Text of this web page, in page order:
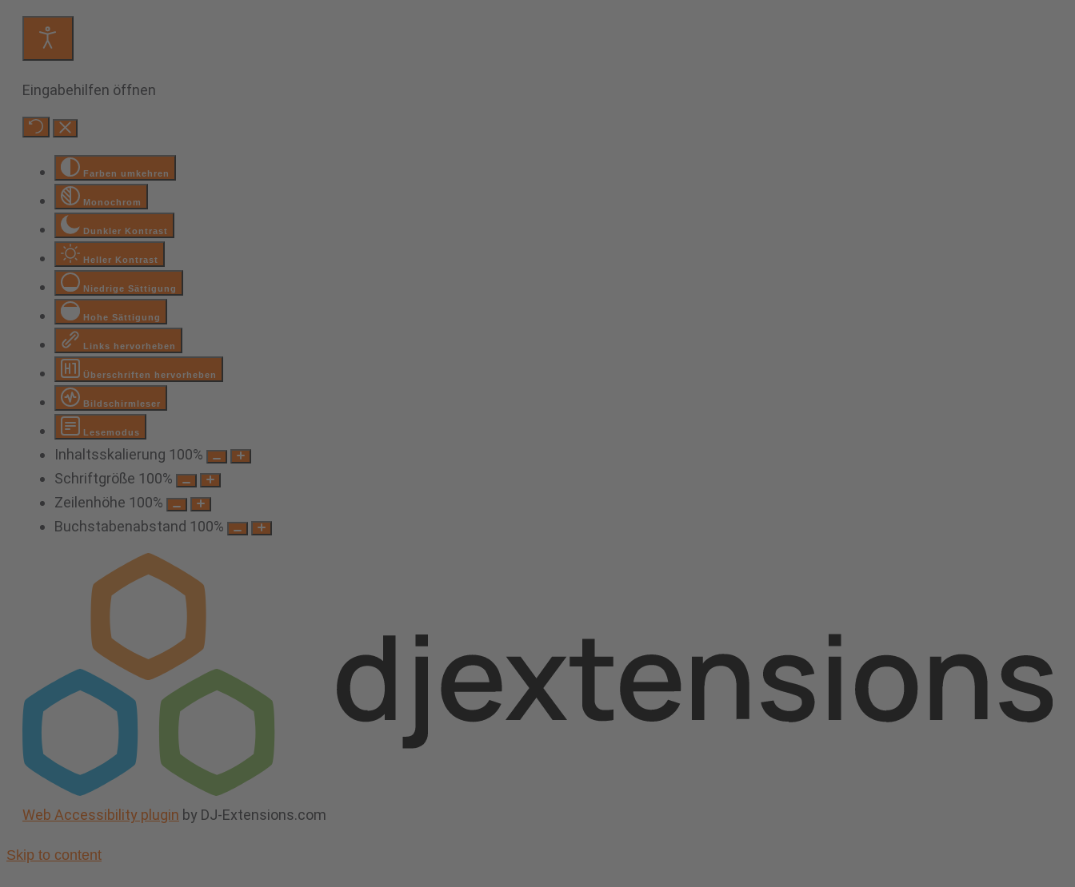
Eingabehilfen öffnen
Farben umkehren
Monochrom
Dunkler Kontrast
Heller Kontrast
Niedrige Sättigung
Hohe Sättigung
Links hervorheben
Überschriften hervorheben
Bildschirmleser
Lesemodus
Inhaltsskalierung 100%
Schriftgröße 100%
Zeilenhöhe 100%
Buchstabenabstand 100%
Web Accessibility plugin by DJ-Extensions.com
Skip to content